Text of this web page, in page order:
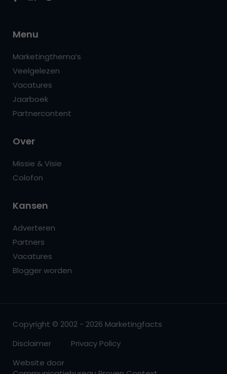
Menu
Marketingthema’s
Veelgelezen
Vacatures
Jaarboek
Partnercontent
Over
Missie & Visie
Colofon
Kansen
Adverteren
Partners
Vacatures
Blogger worden
Copyright © 2002 - 2026 Marketingfacts
Disclaimer
Privacy Policy
Website door